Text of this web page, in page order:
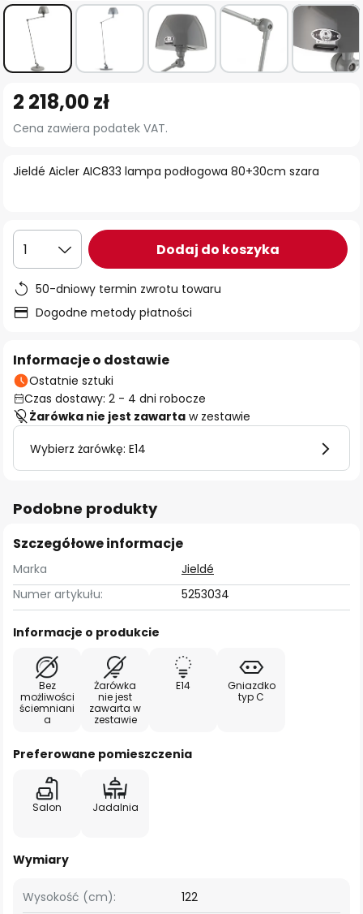
na
początek
Jieldé Aicler AIC833 lampa podłogowa 80+30cm szara
2 218,00 zł
Cena zawiera podatek VAT.
1 Dodaj do koszyka
50-dniowy termin zwrotu towaru
Dogodne metody płatności
Informacje o dostawie
Ostatnie sztuki
Czas dostawy: 2 - 4 dni robocze
Żarówka nie jest zawarta w zestawie
Wybierz żarówkę: E14
Podobne produkty
Szczegółowe informacje
Marka
Jieldé
Numer artykułu:
5253034
Informacje o produkcie
Bez
możliwości
ściemniani
a
Żarówka
nie jest
zawarta w
zestawie
E14
Gniazdko
typ C
Preferowane pomieszczenia
Salon Jadalnia
Wymiary
Wysokość (cm): 122